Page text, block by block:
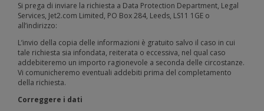
Si prega di inviare la richiesta a Data Protection Department, Legal
Services, Jet2.com Limited, PO Box 284, Leeds, LS11 1GE o
all’indirizzo:
L’invio della copia delle informazioni è gratuito salvo il caso in cui
tale richiesta sia infondata, reiterata o eccessiva, nel qual caso
addebiteremo un importo ragionevole a seconda delle circostanze.
Vi comunicheremo eventuali addebiti prima del completamento
della richiesta.
Correggere i dati